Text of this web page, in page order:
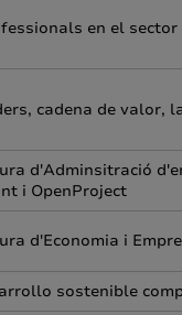
en el
cadena de valor,
d'Adminsitració
i OpenProject
d'Economia i
sostenible